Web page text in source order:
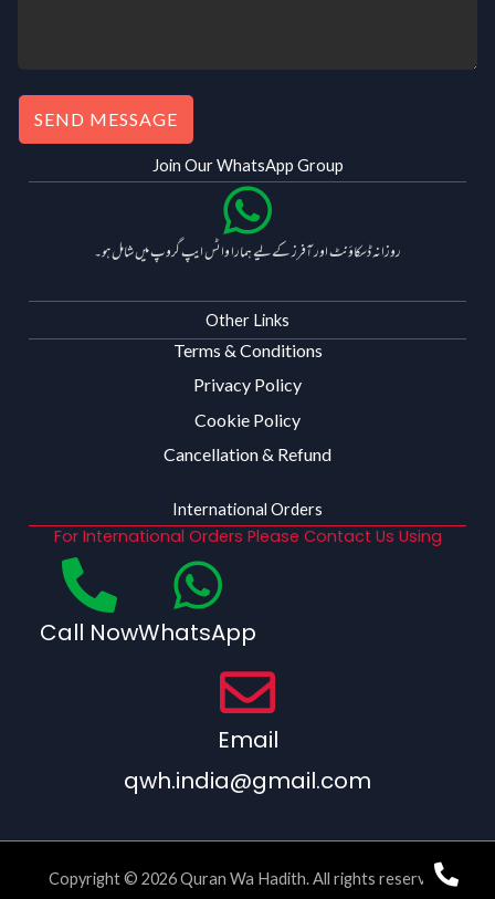
SEND MESSAGE
Join Our WhatsApp Group
روزانہ ڈسکاؤنٹ اور آفرز کے لیے ہمارا واٹس ایپ گروپ میں شامل ہو۔
Other Links
Terms & Conditions
Privacy Policy
Cookie Policy
Cancellation & Refund
International Orders
For International Orders Please Contact Us Using
Call NowWhatsApp
Email
qwh.india@gmail.com
Copyright © 2026 Quran Wa Hadith. All rights reserved.